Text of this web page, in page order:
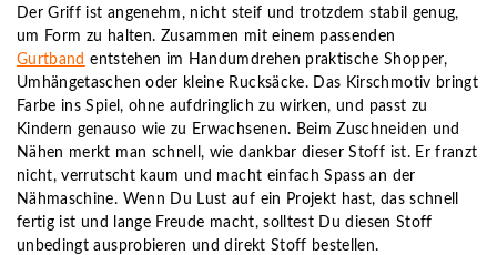
Der Griff ist angenehm, nicht steif und trotzdem stabil genug,
um Form zu halten. Zusammen mit einem passenden
Gurtband entstehen im Handumdrehen praktische Shopper,
Umhängetaschen oder kleine Rucksäcke. Das Kirschmotiv bringt
Farbe ins Spiel, ohne aufdringlich zu wirken, und passt zu
Kindern genauso wie zu Erwachsenen. Beim Zuschneiden und
Nähen merkt man schnell, wie dankbar dieser Stoff ist. Er franzt
nicht, verrutscht kaum und macht einfach Spass an der
Nähmaschine. Wenn Du Lust auf ein Projekt hast, das schnell
fertig ist und lange Freude macht, solltest Du diesen Stoff
unbedingt ausprobieren und direkt Stoff bestellen.